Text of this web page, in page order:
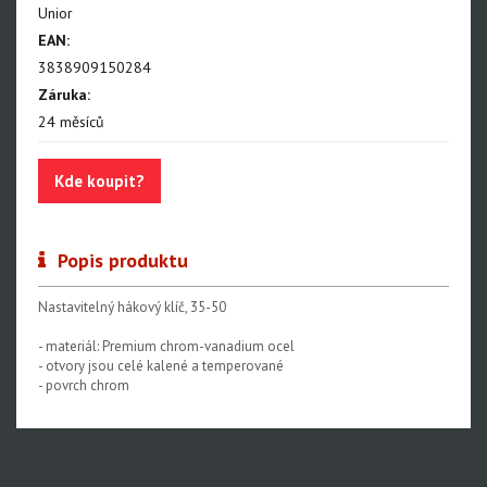
Nářadí na řetězy
Nářadí na kazety a ořechy
Nářadí na brzdy
Nářadí na ložiska
Nářadí na servis napl.kol
Nářadí na servis plášťů a duší
Centrovací stolice
Montážní stojany
Sety nářadí
Unior
EAN:
3838909150284
Záruka:
24 měsíců
Kde koupit?
Popis produktu
Nastavitelný hákový klíč, 35-50
- materiál: Premium chrom-vanadium ocel
- otvory jsou celé kalené a temperované
- povrch chrom